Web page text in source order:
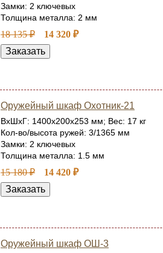
Замки: 2 ключевых
Толщина металла: 2 мм
18 135 ₽ 14 320 ₽
Оружейный шкаф Охотник-21
ВхШхГ: 1400x200x253 мм; Вес: 17 кг
Кол-во/высота ружей: 3/1365 мм
Замки: 2 ключевых
Толщина металла: 1.5 мм
15 180 ₽ 14 420 ₽
Оружейный шкаф ОШ-3